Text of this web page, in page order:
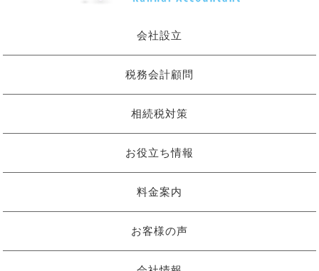
会社設立
税務会計顧問
相続税対策
お役立ち情報
料金案内
お客様の声